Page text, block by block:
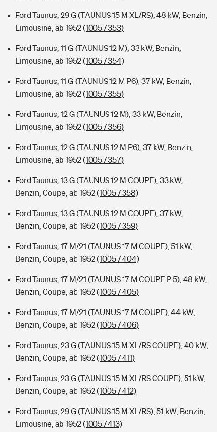
Ford Taunus, 29 G (TAUNUS 15 M XL/RS), 48 kW, Benzin,
Limousine, ab 1952(1005 / 353)
Ford Taunus, 11 G (TAUNUS 12 M), 33 kW, Benzin,
Limousine, ab 1952(1005 / 354)
Ford Taunus, 11 G (TAUNUS 12 M P6), 37 kW, Benzin,
Limousine, ab 1952(1005 / 355)
Ford Taunus, 12 G (TAUNUS 12 M), 33 kW, Benzin,
Limousine, ab 1952(1005 / 356)
Ford Taunus, 12 G (TAUNUS 12 M P6), 37 kW, Benzin,
Limousine, ab 1952(1005 / 357)
Ford Taunus, 13 G (TAUNUS 12 M COUPE), 33 kW,
Benzin, Coupe, ab 1952(1005 / 358)
Ford Taunus, 13 G (TAUNUS 12 M COUPE), 37 kW,
Benzin, Coupe, ab 1952(1005 / 359)
Ford Taunus, 17 M/21 (TAUNUS 17 M COUPE), 51 kW,
Benzin, Coupe, ab 1952(1005 / 404)
Ford Taunus, 17 M/21 (TAUNUS 17 M COUPE P 5), 48 kW,
Benzin, Coupe, ab 1952(1005 / 405)
Ford Taunus, 17 M/21 (TAUNUS 17 M COUPE), 44 kW,
Benzin, Coupe, ab 1952(1005 / 406)
Ford Taunus, 23 G (TAUNUS 15 M XL/RS COUPE), 40 kW,
Benzin, Coupe, ab 1952(1005 / 411)
Ford Taunus, 23 G (TAUNUS 15 M XL/RS COUPE), 51 kW,
Benzin, Coupe, ab 1952(1005 / 412)
Ford Taunus, 29 G (TAUNUS 15 M XL/RS), 51 kW, Benzin,
Limousine, ab 1952(1005 / 413)